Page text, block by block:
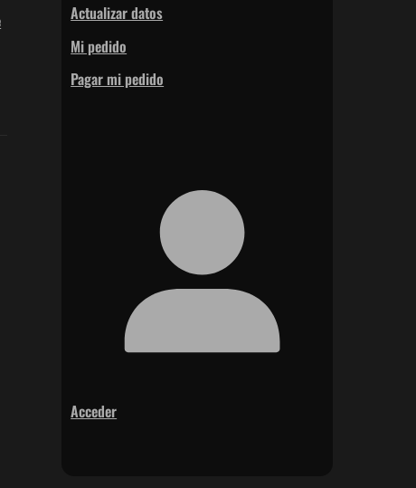
Actualizar datos
Mi pedido
Pagar mi pedido
Acceder